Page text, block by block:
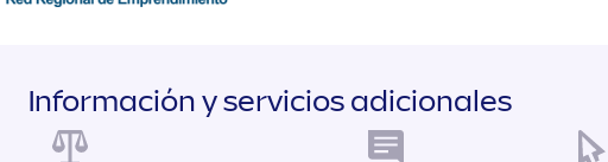
Información y servicios adicionales